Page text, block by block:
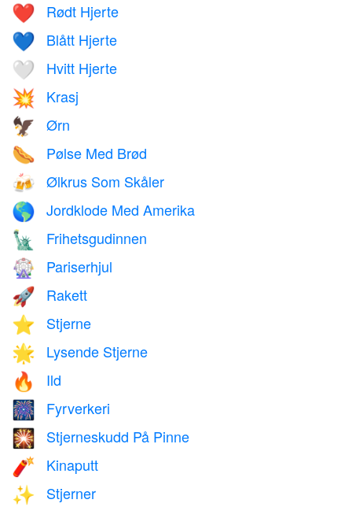
❤️ Rødt Hjerte
💙 Blått Hjerte
🤍 Hvitt Hjerte
💥 Krasj
🦅 Ørn
🌭 Pølse Med Brød
🍻 Ølkrus Som Skåler
🌎 Jordklode Med Amerika
🗽 Frihetsgudinnen
🎡 Pariserhjul
🚀 Rakett
⭐ Stjerne
🌟 Lysende Stjerne
🔥 Ild
🎆 Fyrverkeri
🎇 Stjerneskudd På Pinne
🧨 Kinaputt
✨ Stjerner